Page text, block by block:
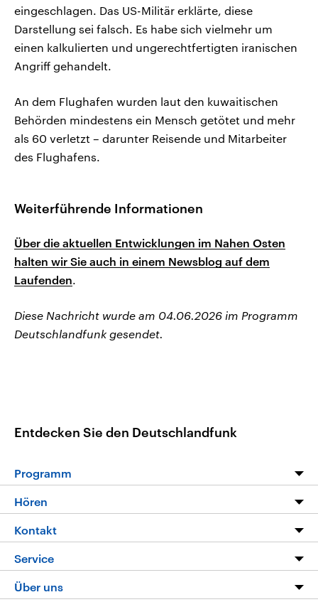
eingeschlagen. Das US-Militär erklärte, diese
Darstellung sei falsch. Es habe sich vielmehr um
einen kalkulierten und ungerechtfertigten iranischen
Angriff gehandelt.
An dem Flughafen wurden laut den kuwaitischen
Behörden mindestens ein Mensch getötet und mehr
als 60 verletzt – darunter Reisende und Mitarbeiter
des Flughafens.
Weiterführende Informationen
Über die aktuellen Entwicklungen im Nahen Osten
halten wir Sie auch in einem Newsblog auf dem
Laufenden.
Diese Nachricht wurde am 04.06.2026 im Programm
Deutschlandfunk gesendet.
Entdecken Sie den Deutschlandfunk
Programm
Programm
Die Nachrichten
Nachrichtenleicht
Neue Beiträge auf dlf.de
Hören
Livestream
Podcasts
Deutschlandfunk App
Kontakt
Hörerservice
Service
FAQ
Über uns